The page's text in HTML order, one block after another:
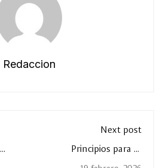
Redaccion
Next post
Principios para la